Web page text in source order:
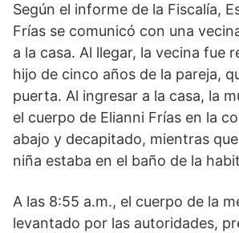
Según el informe de la Fiscalía,
Frías se comunicó con una
a la casa. Al llegar, la vecina fue
hijo de cinco años de la pareja,
puerta. Al ingresar a la casa, la
el cuerpo de Elianni Frías en la
abajo y decapitado, mientras
niña estaba en el baño de la
A las 8:55 a.m., el cuerpo de la
levantado por las autoridades,